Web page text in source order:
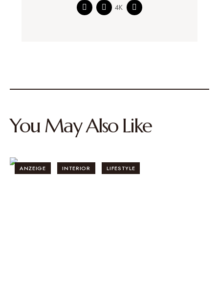
4K
You May Also Like
ANZEIGE INTERIOR LIFESTYLE